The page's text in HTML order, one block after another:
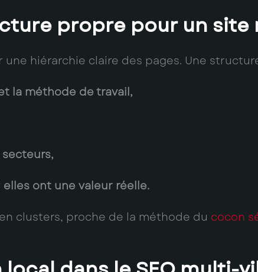
propre pour un site
hiérarchie claire des pages. Une
la méthode de travail,
ont une valeur réelle.
clusters, proche de la méthode du cocon